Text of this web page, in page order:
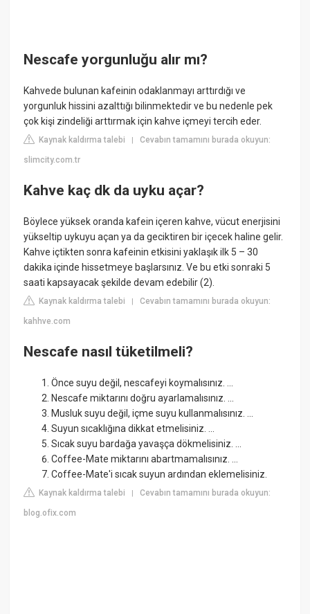
Nescafe yorgunluğu alır mı?
Kahvede bulunan kafeinin odaklanmayı arttırdığı ve
yorgunluk hissini azalttığı bilinmektedir ve bu nedenle pek
çok kişi zindeliği arttırmak için kahve içmeyi tercih eder.
Kaynak kaldırma talebi |Cevabın tamamını burada okuyun:
slimcity.com.tr
Kahve kaç dk da uyku açar?
Böylece yüksek oranda kafein içeren kahve, vücut enerjisini
yükseltip uykuyu açan ya da geciktiren bir içecek haline gelir.
Kahve içtikten sonra kafeinin etkisini yaklaşık ilk 5 – 30
dakika içinde hissetmeye başlarsınız. Ve bu etki sonraki 5
saati kapsayacak şekilde devam edebilir (2).
Kaynak kaldırma talebi |Cevabın tamamını burada okuyun:
kahhve.com
Nescafe nasıl tüketilmeli?
Önce suyu değil, nescafeyi koymalısınız. ...
Nescafe miktarını doğru ayarlamalısınız. ...
Musluk suyu değil, içme suyu kullanmalısınız. ...
Suyun sıcaklığına dikkat etmelisiniz. ...
Sıcak suyu bardağa yavaşça dökmelisiniz. ...
Coffee-Mate miktarını abartmamalısınız. ...
Coffee-Mate'i sıcak suyun ardından eklemelisiniz.
Kaynak kaldırma talebi |Cevabın tamamını burada okuyun:
blog.ofix.com